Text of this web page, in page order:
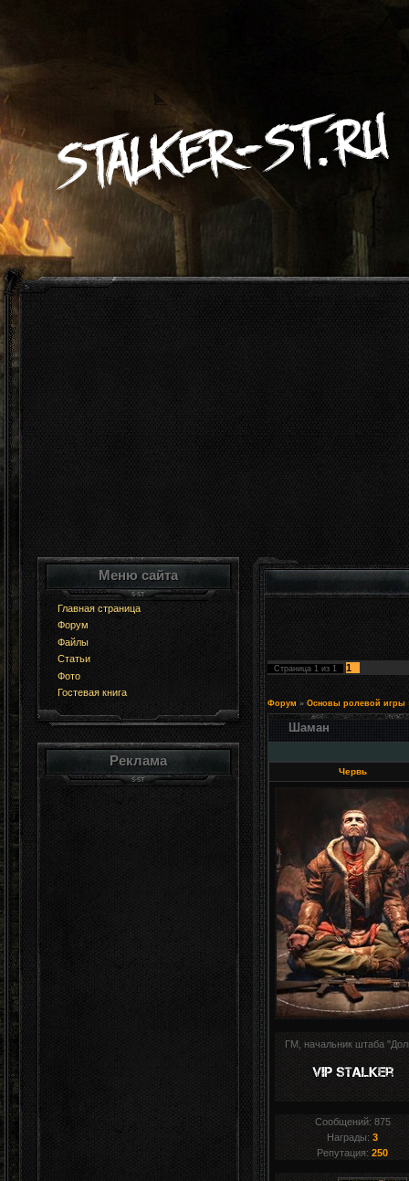
Меню сайта
Главная страница
Форум
Файлы
Статьи
Фото
Гостевая книга
Реклама
Страница 1 из 1 1
Форум » Основы ролевой игры
Шаман
Червь
ГМ, начальник штаба
Сообщений: 875
Награды:3
Репутация:250